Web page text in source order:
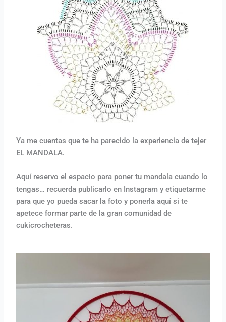
Ya me cuentas que te ha parecido la experiencia de tejer
EL MANDALA.
Aquí reservo el espacio para poner tu mandala cuando lo
tengas… recuerda publicarlo en Instagram y etiquetarme
para que yo pueda sacar la foto y ponerla aquí si te
apetece formar parte de la gran comunidad de
cukicrocheteras.